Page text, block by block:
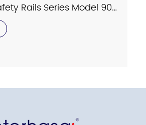
Interhasa Safety Rails Series Model 9023